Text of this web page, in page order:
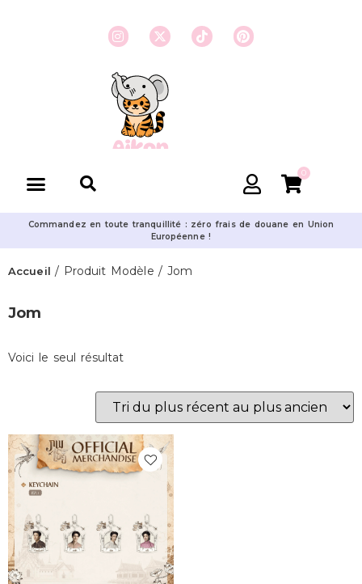
0
Commandez en toute tranquillité : zéro frais de douane en Union
Européenne !
Accueil / Produit Modèle / Jom
Jom
Voici le seul résultat